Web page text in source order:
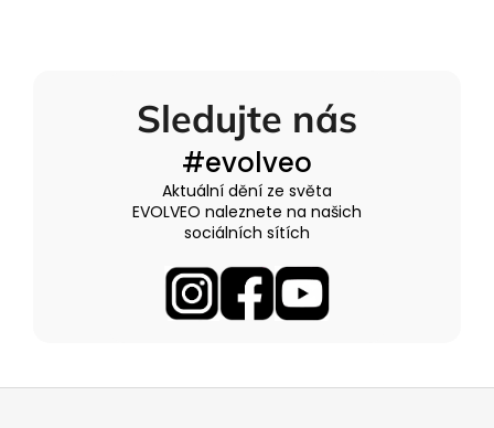
Sledujte nás
#evolveo
Aktuální dění ze světa
EVOLVEO naleznete na našich
sociálních sítích